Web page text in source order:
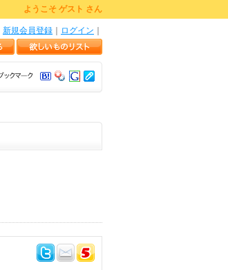
ようこそ ゲスト さん
ログイン
新規会員登録